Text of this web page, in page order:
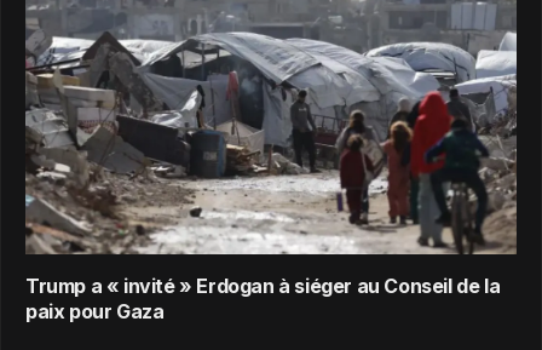
Trump a « invité » Erdogan à siéger au Conseil de la
paix pour Gaza